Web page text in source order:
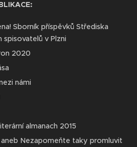
Sborník příspěvků Střediska
spisovatelů v Plzni
2020
námi
almanach 2015
aneb Nezapomeňte taky promluvit